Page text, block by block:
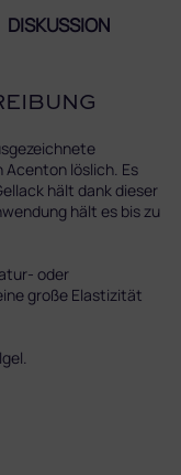
DISKUSSION
Acenton löslich. Es
hält dank dieser
hält es bis zu
oder
große Elastizität